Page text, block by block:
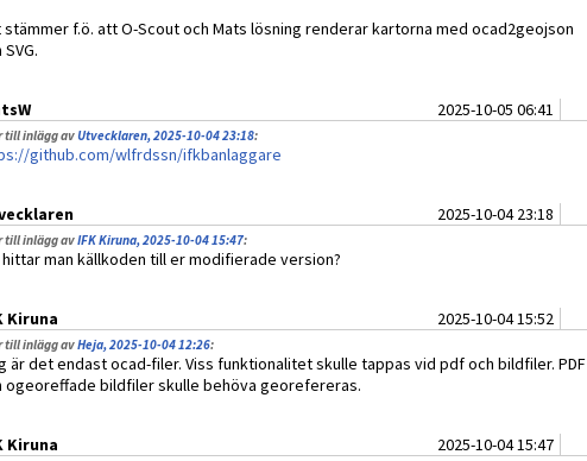
stämmer f.ö. att O-Scout och Mats lösning renderar kartorna med ocad2geojson
2025-10-05 06:41
till inlägg avUtvecklaren, 2025-10-04 23:18:
github.com/wlfrdssn/ifkbanlaggare
2025-10-04 23:18
till inlägg avIFK Kiruna, 2025-10-04 15:47:
hittar man källkoden till er modifierade version?
Kiruna 2025-10-04 15:52
till inlägg avHeja, 2025-10-04 12:26:
är det endast ocad-filer. Viss funktionalitet skulle tappas vid pdf och bildfiler. PDF
ogeoreffade bildfiler skulle behöva georefereras.
Kiruna 2025-10-04 15:47